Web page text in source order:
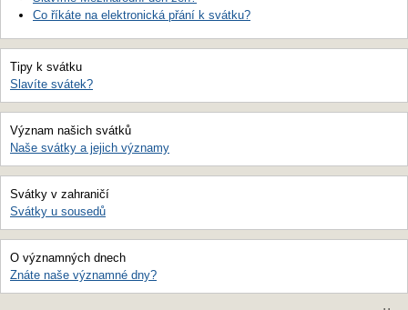
Co říkáte na elektronická přání k svátku?
Tipy k svátku
Slavíte svátek?
Význam našich svátků
Naše svátky a jejich významy
Svátky v zahraničí
Svátky u sousedů
O významných dnech
Znáte naše významné dny?